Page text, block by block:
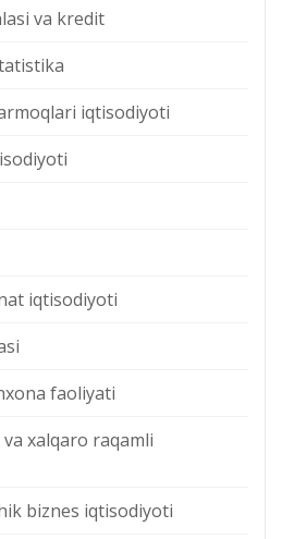
va kredit
iqtisodiyoti
iqtisodiyoti
faoliyati
xalqaro raqamli
biznes iqtisodiyoti